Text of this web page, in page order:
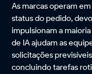
As marcas operam
status do pedido,
impulsionam a
de IA ajudam as
solicitações
concluindo tarefas